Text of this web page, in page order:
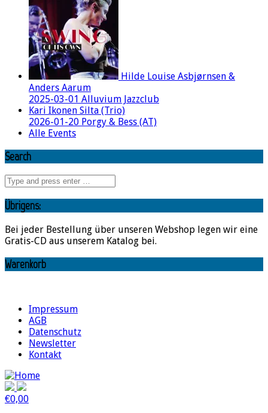
Hilde Louise Asbjørnsen &
Anders Aarum
2025-03-01 Alluvium Jazzclub
Kari Ikonen Silta (Trio)
2026-01-20 Porgy & Bess (AT)
Alle Events
Search
Übrigens:
Bei jeder Bestellung über unseren Webshop legen wir eine
Gratis-CD aus unserem Katalog bei.
Warenkorb
Impressum
AGB
Datenschutz
Newsletter
Kontakt
€0,00